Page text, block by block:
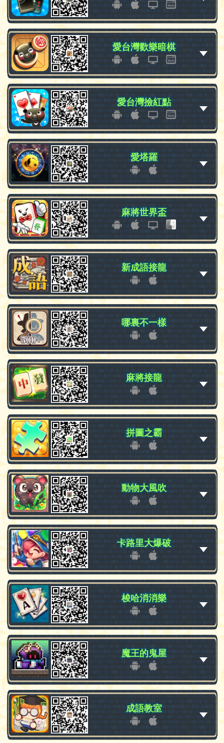
愛台灣歡樂暗棋
愛台灣歡樂暗棋
愛台灣撿紅點
愛台灣撿紅點
愛塔羅
愛塔羅
麻將世界盃
麻將世界盃
新成語接龍
新成語接龍
哪裏不一樣
哪裏不一樣
麻將接龍
麻將接龍
拼圖之霸
拼圖之霸
動物大風吹
動物大風吹
卡路里大爆破
卡路里大爆破
梭哈消消樂
梭哈消消樂
魔王的鬼屋
魔王的鬼屋
成語教室
成語教室